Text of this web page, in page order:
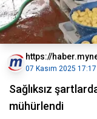
https://
07 Kasım 2025 17:17
Sağlıksız
mühürlendi